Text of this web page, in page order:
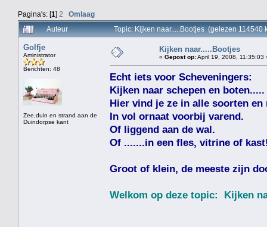
Pagina's: [1] 2
Omlaag
Auteur
Topic: Kijken naar.....Bootjes (gelezen 114540
Golfje
Aministrator
Berichten: 48
Zee,duin en strand aan de
Duindorpse kant
Kijken naar.....Bootjes
« Gepost op:April 19, 2008, 11:35:03
Echt iets voor Scheveningers:
Kijken naar schepen en boten.....
Hier vind je ze in alle soorten en
In vol ornaat voorbij varend.
Of liggend aan de wal.
Of .......in een fles, vitrine of
Groot of klein, de meeste zijn
Welkom op deze topic: Kijken